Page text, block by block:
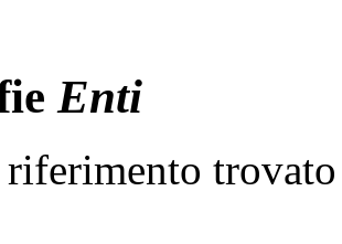
Enti
riferimento trovato